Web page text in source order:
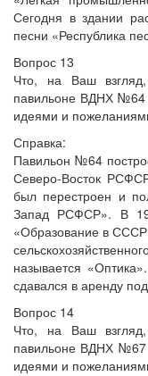
Сегодня в здании
песни «Республика
Вопрос 13
Что, на Ваш
павильоне ВДНХ №64
идеями и
Справка:
Павильон №64
Северо-Восток
был перестроен и
Запад РСФСР». В
«Образование в
называется
сдавался в аренду
Вопрос 14
Что, на Ваш
павильоне ВДНХ №67
идеями и